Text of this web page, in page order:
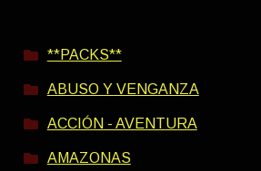
**PACKS**
ABUSO Y VENGANZA
ACCIÓN - AVENTURA
AMAZONAS